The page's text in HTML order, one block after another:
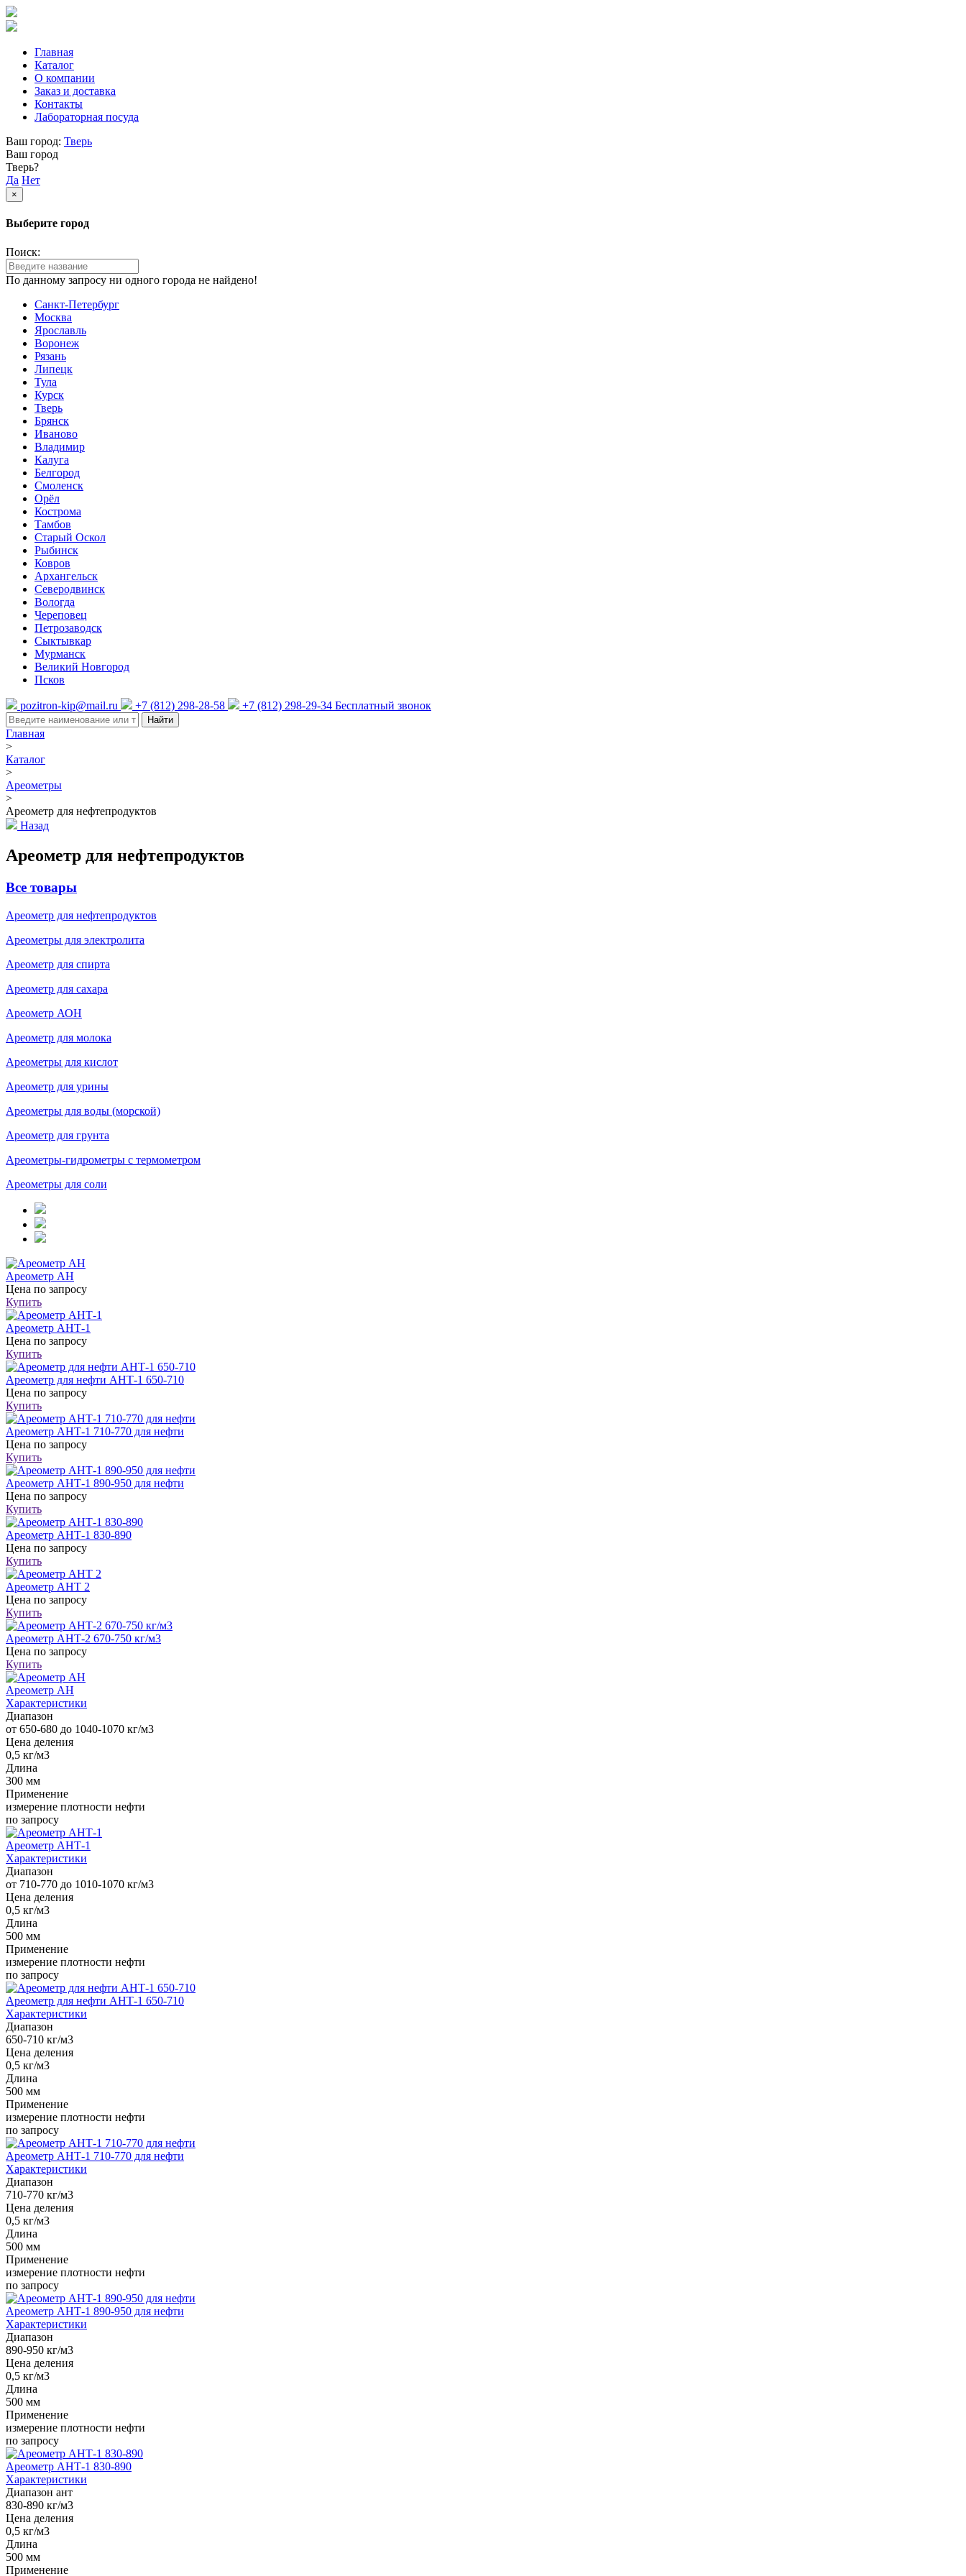
Главная
Каталог
О компании
Заказ и доставка
Контакты
Лабораторная посуда
Ваш город: Тверь
Ваш город
Тверь?
Да Нет
×
Выберите город
Поиск:
По данному запросу ни одного города не найдено!
Санкт-Петербург
Москва
Ярославль
Воронеж
Рязань
Липецк
Тула
Курск
Тверь
Брянск
Иваново
Владимир
Калуга
Белгород
Смоленск
Орёл
Кострома
Тамбов
Старый Оскол
Рыбинск
Ковров
Архангельск
Северодвинск
Вологда
Череповец
Петрозаводск
Сыктывкар
Мурманск
Великий Новгород
Псков
pozitron-kip@mail.ru +7 (812) 298-28-58 +7 (812) 298-29-34 Бесплатный звонок
Найти
Главная
>
Каталог
>
Ареометры
>
Ареометр для нефтепродуктов
Назад
Ареометр для нефтепродуктов
Все товары
Ареометр для нефтепродуктов
Ареометры для электролита
Ареометр для спирта
Ареометр для сахара
Ареометр АОН
Ареометр для молока
Ареометры для кислот
Ареометр для урины
Ареометры для воды (морской)
Ареометр для грунта
Ареометры-гидрометры с термометром
Ареометры для соли
Ареометр АН
Цена по запросу
Купить
Ареометр АНТ-1
Цена по запросу
Купить
Ареометр для нефти АНТ-1 650-710
Цена по запросу
Купить
Ареометр АНТ-1 710-770 для нефти
Цена по запросу
Купить
Ареометр АНТ-1 890-950 для нефти
Цена по запросу
Купить
Ареометр АНТ-1 830-890
Цена по запросу
Купить
Ареометр АНТ 2
Цена по запросу
Купить
Ареометр АНТ-2 670-750 кг/м3
Цена по запросу
Купить
Ареометр АН
Характеристики
Диапазон
от 650-680 до 1040-1070 кг/м3
Цена деления
0,5 кг/м3
Длина
300 мм
Применение
измерение плотности нефти
по запросу
Ареометр АНТ-1
Характеристики
Диапазон
от 710-770 до 1010-1070 кг/м3
Цена деления
0,5 кг/м3
Длина
500 мм
Применение
измерение плотности нефти
по запросу
Ареометр для нефти АНТ-1 650-710
Характеристики
Диапазон
650-710 кг/м3
Цена деления
0,5 кг/м3
Длина
500 мм
Применение
измерение плотности нефти
по запросу
Ареометр АНТ-1 710-770 для нефти
Характеристики
Диапазон
710-770 кг/м3
Цена деления
0,5 кг/м3
Длина
500 мм
Применение
измерение плотности нефти
по запросу
Ареометр АНТ-1 890-950 для нефти
Характеристики
Диапазон
890-950 кг/м3
Цена деления
0,5 кг/м3
Длина
500 мм
Применение
измерение плотности нефти
по запросу
Ареометр АНТ-1 830-890
Характеристики
Диапазон ант
830-890 кг/м3
Цена деления
0,5 кг/м3
Длина
500 мм
Применение